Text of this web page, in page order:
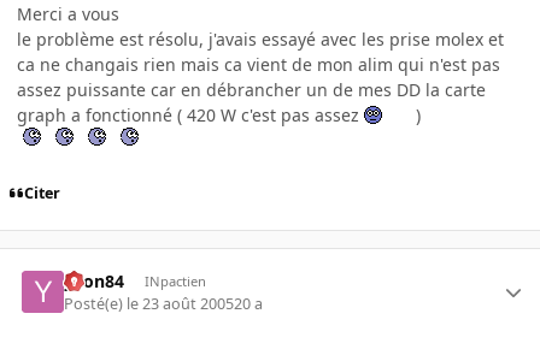
Merci a vous
le problème est résolu, j'avais essayé avec les prise molex et
ca ne changais rien mais ca vient de mon alim qui n'est pas
assez puissante car en débrancher un de mes DD la carte
graph a fonctionné ( 420 W c'est pas assez
)
Citer
yvon84 INpactien
Posté(e) le 23 août 200520 a